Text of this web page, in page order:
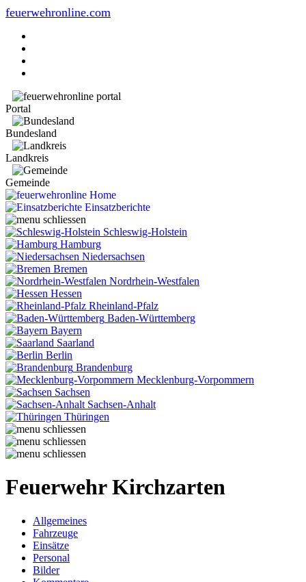
feuerwehronline.com
Portal
Bundesland
Landkreis
Gemeinde
Home
Einsatzberichte
Schleswig-Holstein
Hamburg
Niedersachsen
Bremen
Nordrhein-Westfalen
Hessen
Rheinland-Pfalz
Baden-Württemberg
Bayern
Saarland
Berlin
Brandenburg
Mecklenburg-Vorpommern
Sachsen
Sachsen-Anhalt
Thüringen
Feuerwehr Kirchzarten
Allgemeines
Fahrzeuge
Einsätze
Personal
Bilder